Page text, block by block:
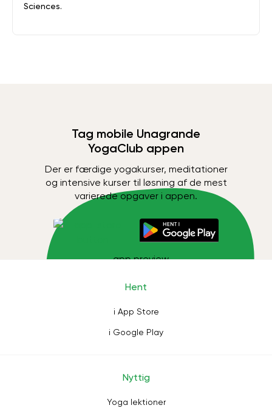
Sciences.
Tag mobile Unagrande
YogaClub appen
Der er færdige yogakurser, meditationer
og intensive kurser til løsning af de mest
varierede opgaver i appen.
Hent
i App Store
i Google Play
Nyttig
Yoga lektioner